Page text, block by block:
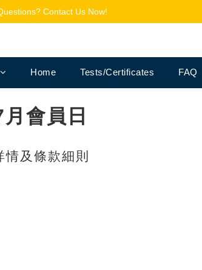
for Members on Orders over $150
接收WhatsApp優惠通知
Home Tests/Certificates FAQ
月會員日
情及條款細則